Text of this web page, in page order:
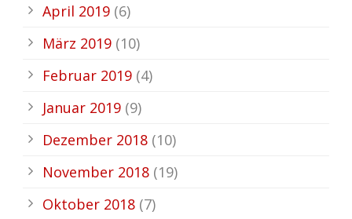
April 2019 (6)
März 2019 (10)
Februar 2019 (4)
Januar 2019 (9)
Dezember 2018 (10)
November 2018 (19)
Oktober 2018 (7)